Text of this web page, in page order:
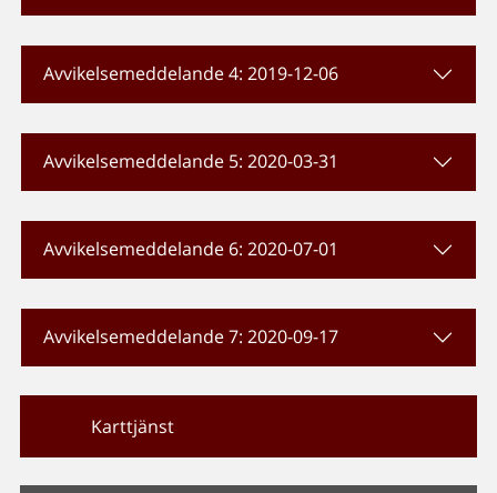
Avvikelsemeddelande 4: 2019-12-06
Avvikelsemeddelande 5: 2020-03-31
Avvikelsemeddelande 6: 2020-07-01
Avvikelsemeddelande 7: 2020-09-17
Karttjänst